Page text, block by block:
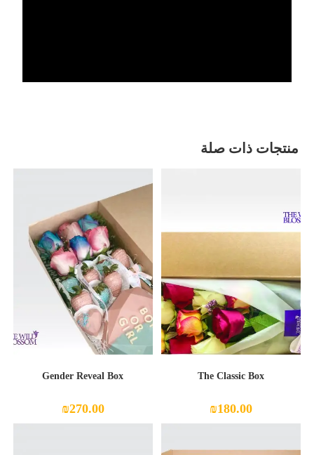
منتجات ذات صلة
The Classic Box
₪180.00
Gender Reveal Box
₪270.00